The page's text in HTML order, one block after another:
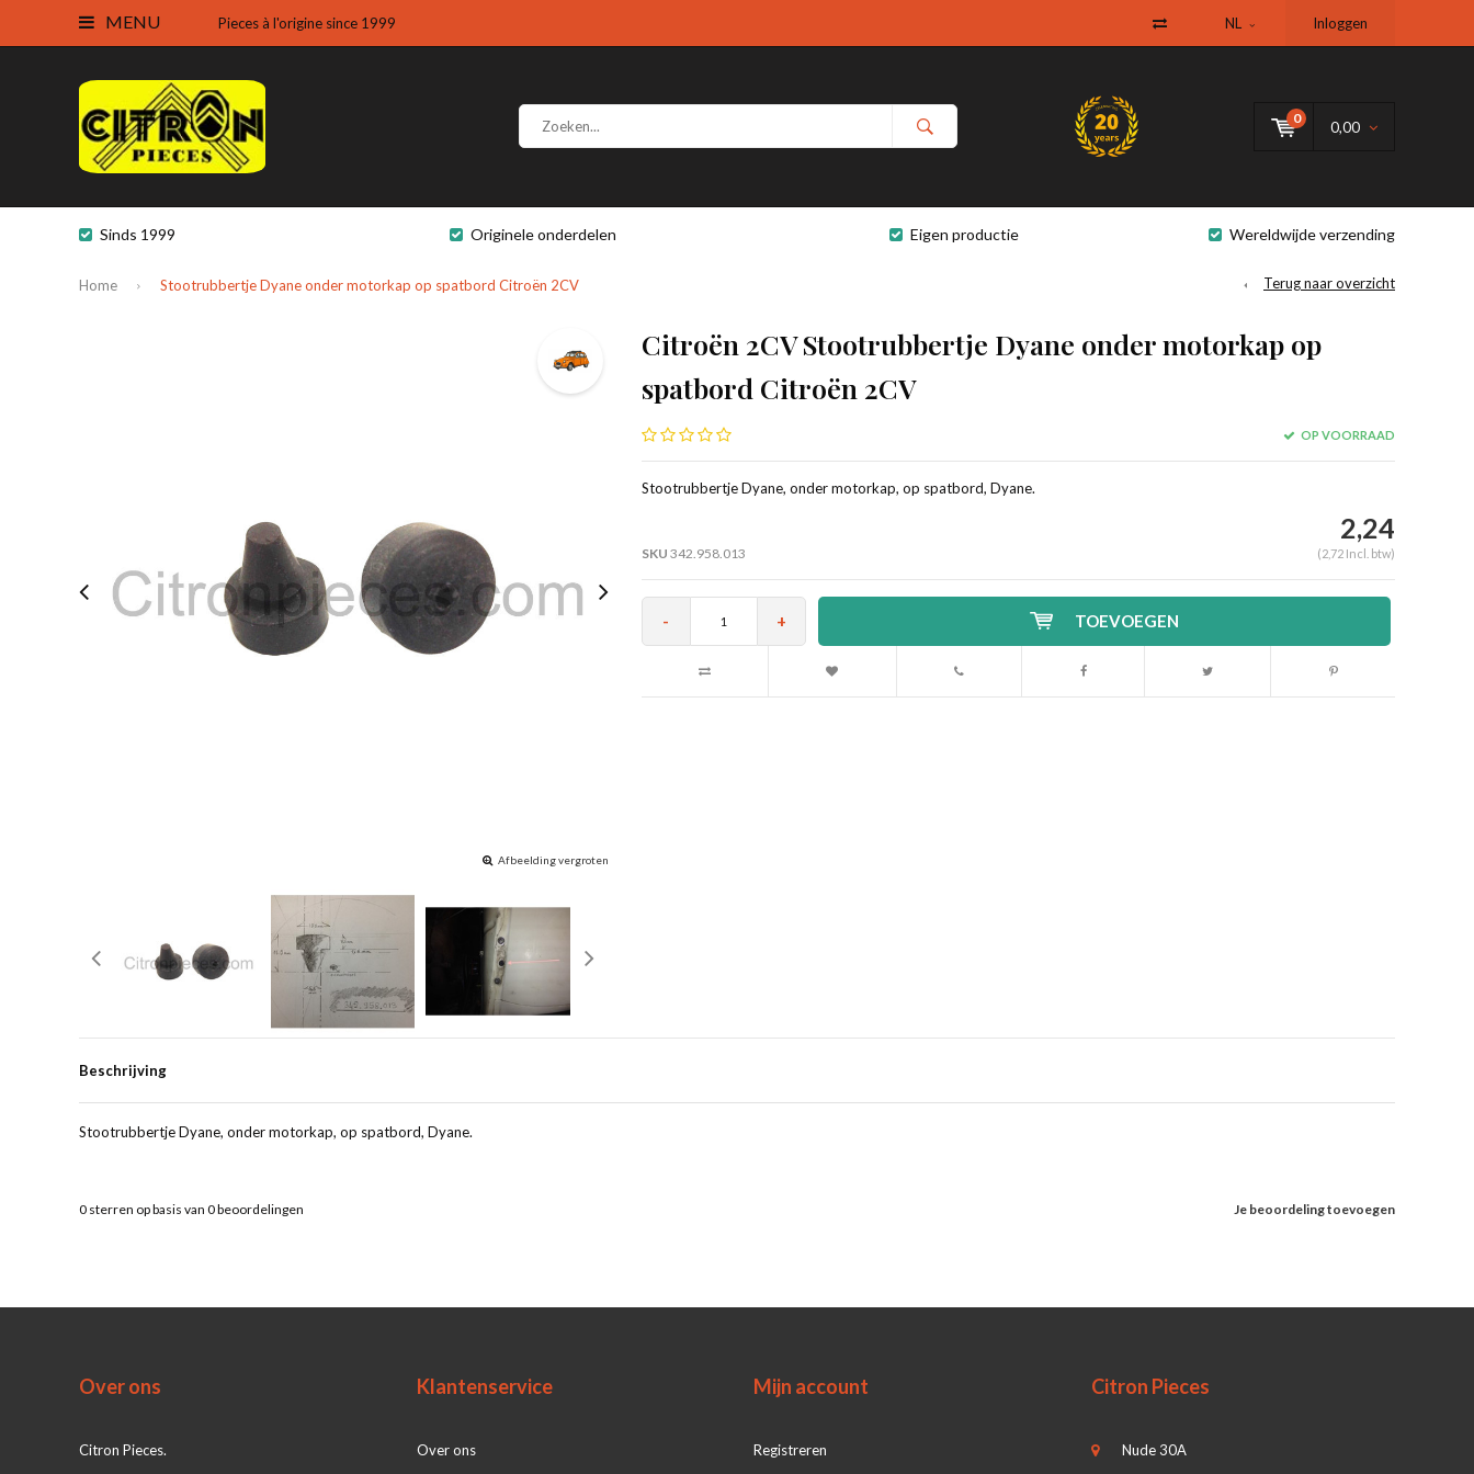
MENU Pieces à l'origine since 1999 NL Inloggen
0
0,00
Sinds 1999 Originele onderdelen Eigen productie Wereldwijde verzending
Home Stootrubbertje Dyane onder motorkap op spatbord Citroën 2CV Terug naar overzicht
Afbeelding vergroten
Citroën 2CV Stootrubbertje Dyane onder motorkap op
spatbord Citroën 2CV
OP VOORRAAD
Stootrubbertje Dyane, onder motorkap, op spatbord, Dyane.
SKU 342.958.013
2,24
(2,72 Incl. btw)
- + TOEVOEGEN
Beschrijving
Stootrubbertje Dyane, onder motorkap, op spatbord, Dyane.
Je beoordeling toevoegen
0 sterren op basis van 0beoordelingen
Over ons
Citron Pieces.
Klantenservice
Over ons
Mijn account
Registreren
Citron Pieces
Nude 30A